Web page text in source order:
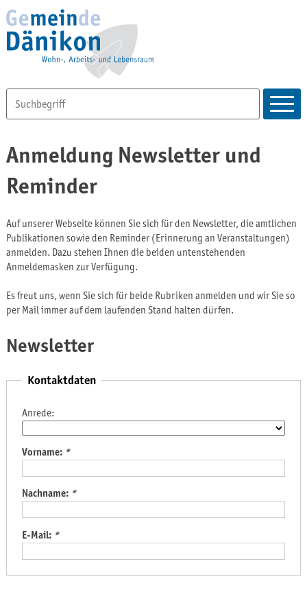
Anmeldung Newsletter und
Reminder
Auf unserer Webseite können Sie sich für den Newsletter, die amtlichen
Publikationen sowie den Reminder (Erinnerung an Veranstaltungen)
anmelden. Dazu stehen Ihnen die beiden untenstehenden
Anmeldemasken zur Verfügung.
Es freut uns, wenn Sie sich für beide Rubriken anmelden und wir Sie so
per Mail immer auf dem laufenden Stand halten dürfen.
Newsletter
Kontaktdaten
Anrede:
Vorname: *
Nachname: *
E-Mail: *